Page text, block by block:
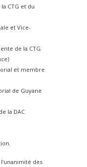
CTG et du
et Vice-
de la CTG
et membre
de Guyane
la DAC
des